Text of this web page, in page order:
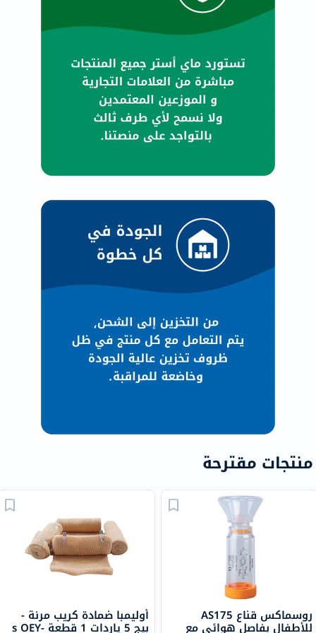
منتجات مقترحة
روسماكس قناع AS175
للأطفال بفاصل هوائي مع
أوليمبا ضمادة كريب مرنة -
بيج 5 ياردات 1 قطعة s OEY-